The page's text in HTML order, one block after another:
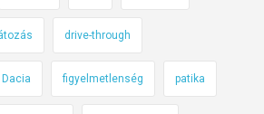
drive-through
Dacia figyelmetlenség patika